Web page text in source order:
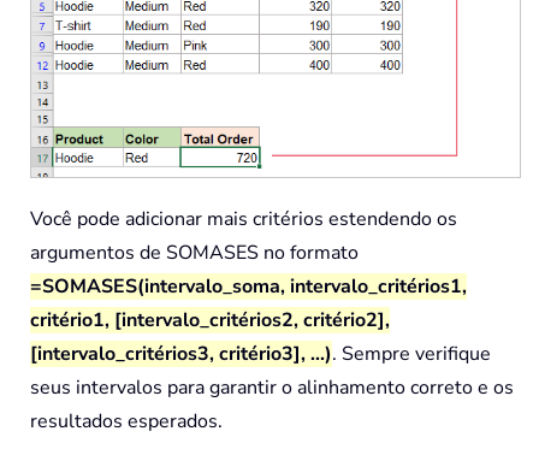
Você pode adicionar mais critérios estendendo os
argumentos de SOMASES no formato
=SOMASES(intervalo_soma, intervalo_critérios1,
critério1, [intervalo_critérios2, critério2],
[intervalo_critérios3, critério3], ...). Sempre verifique
seus intervalos para garantir o alinhamento correto e os
resultados esperados.